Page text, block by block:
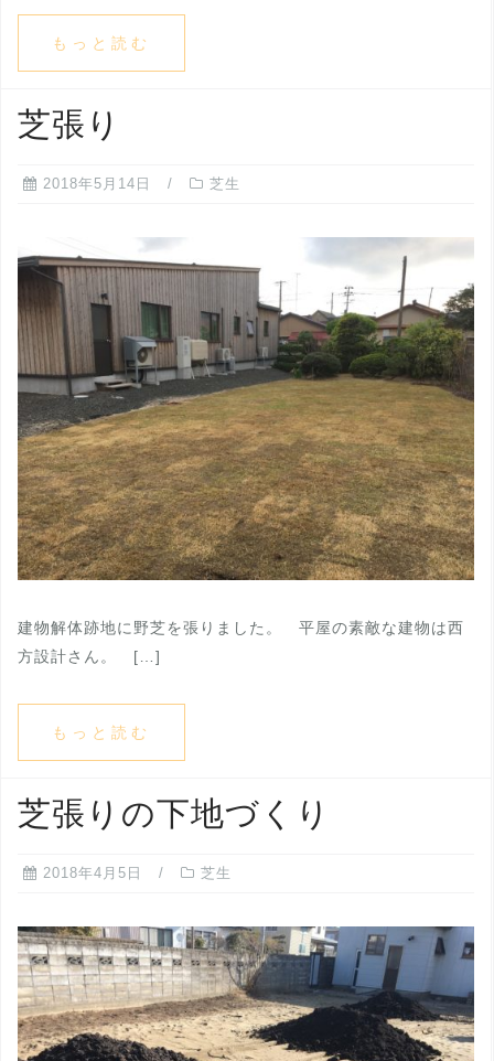
もっと読む
芝張り
2018年5月14日 芝生
建物解体跡地に野芝を張りました。 平屋の素敵な建物は西
方設計さん。 […]
もっと読む
芝張りの下地づくり
2018年4月5日 芝生